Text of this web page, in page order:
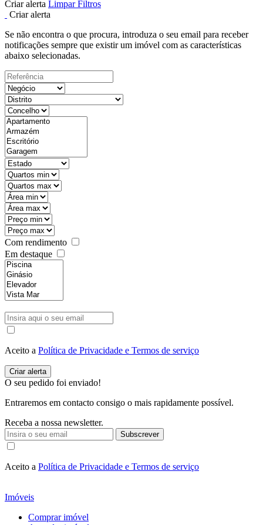
Criar alerta Limpar Filtros
Criar alerta
Se não encontra o que procura, introduza o seu email para receber
notificações sempre que existir um imóvel com as características
abaixo selecionadas.
Com rendimento
Em destaque
Aceito a Política de Privacidade e Termos de serviço
O seu pedido foi enviado!
Entraremos em contacto consigo o mais rapidamente possível.
Receba a nossa newsletter.
Subscrever
Aceito a Política de Privacidade e Termos de serviço
Imóveis
Comprar imóvel